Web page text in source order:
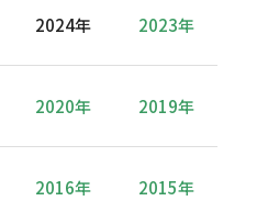
2024年 2023年
2020年 2019年
2016年 2015年